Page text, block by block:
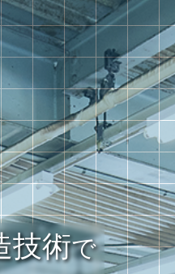
技術で